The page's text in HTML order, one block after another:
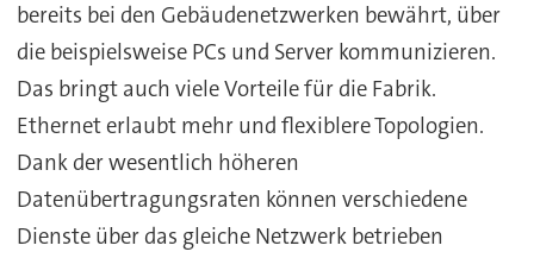
bereits bei den Gebäudenetzwerken bewährt, über
die beispielsweise PCs und Server kommunizieren.
Das bringt auch viele Vorteile für die Fabrik.
Ethernet erlaubt mehr und flexiblere Topologien.
Dank der wesentlich höheren
Datenübertragungsraten können verschiedene
Dienste über das gleiche Netzwerk betrieben